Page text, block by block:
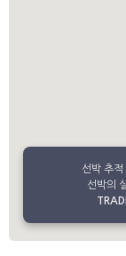
선박 추적
선박의